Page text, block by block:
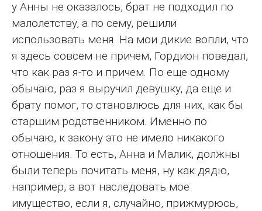
у Анны не оказалось, брат не подходил по
малолетству, а по сему, решили
использовать меня. На мои дикие вопли, что
я здесь совсем не причем, Гордион поведал,
что как раз я-то и причем. По еще одному
обычаю, раз я выручил девушку, да еще и
брату помог, то становлюсь для них, как бы
старшим родственником. Именно по
обычаю, к закону это не имело никакого
отношения. То есть, Анна и Малик, должны
были теперь почитать меня, ну как дядю,
например, а вот наследовать мое
имущество, если я, случайно, прижмурюсь,